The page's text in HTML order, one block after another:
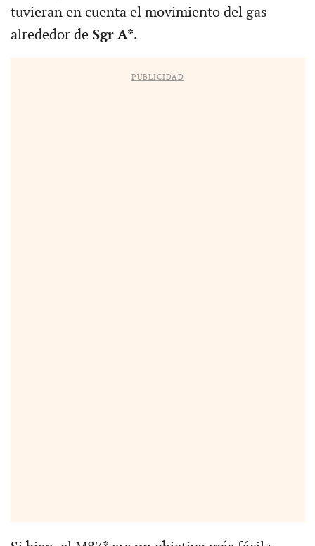
tuvieran en cuenta el movimiento del gas
alrededor de Sgr A*.
PUBLICIDAD